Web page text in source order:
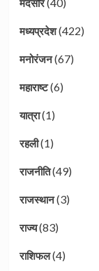
मंदसौर
मध्यप्रदेश(422)
मनोरंजन(67)
महाराष्ट(6)
यात्रा(1)
रहली(1)
राजनीति(49)
राजस्थान(3)
राज्य(83)
राशिफल(4)